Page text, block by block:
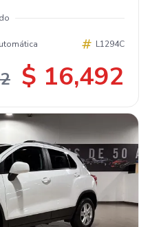
L1294C
$ 16,492